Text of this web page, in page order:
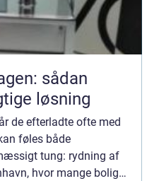
sådan
løsning
de efterladte ofte med
føles både
tung: rydning af
hvor mange boliger